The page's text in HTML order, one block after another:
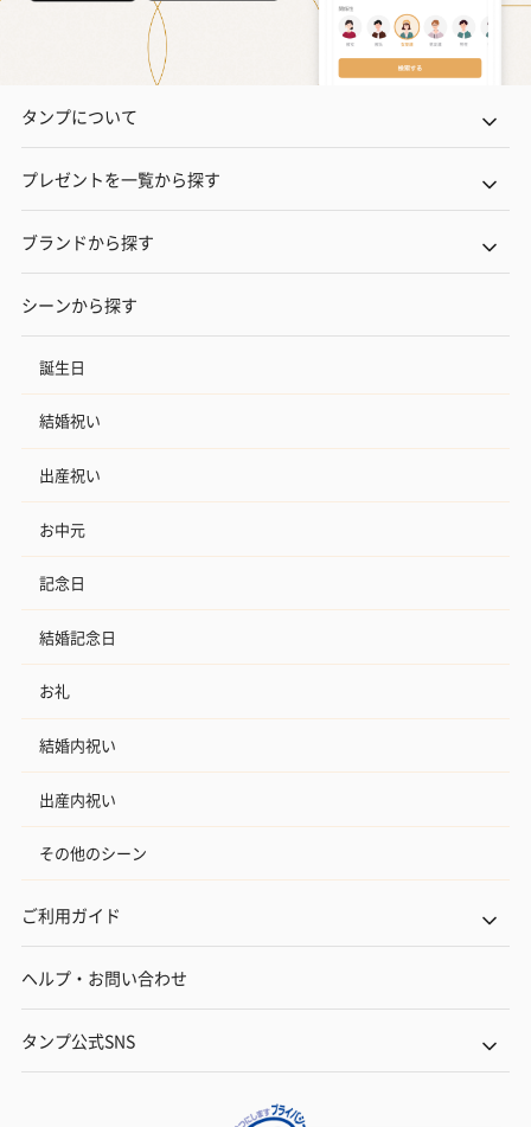
タンプについて
プレゼントを一覧から探す
ブランドから探す
シーンから探す
誕生日
結婚祝い
出産祝い
お中元
記念日
結婚記念日
お礼
結婚内祝い
出産内祝い
その他のシーン
ご利用ガイド
ヘルプ・お問い合わせ
タンプ公式SNS